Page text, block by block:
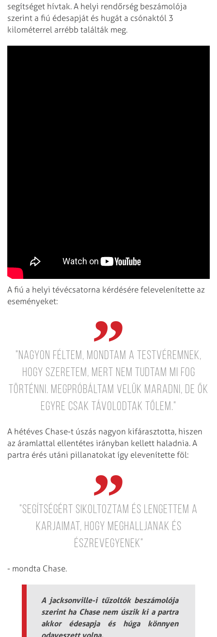
segítséget hívtak. A helyi rendőrség beszámolója
szerint a fiú édesapját és hugát a csónaktól 3
kilométerrel arrébb találták meg.
A fiú a helyi tévécsatorna kérdésére felevelenítette az
eseményeket:
"Nagyon féltem, mondtam a testvéremnek,
hogy szeretem, mert nem tudtam mi fog
történni. Megpróbáltam velük maradni, de ők
egyre csak távolodtak tőlem."
A hétéves Chase-t úszás nagyon kifárasztotta, hiszen
az áramlattal ellentétes irányban kellett haladnia. A
partra érés utáni pillanatokat így elevenítette föl:
"Segítségért sikoltoztam és lengettem a
karjaimat, hogy meghalljanak és
észrevegyenek"
- mondta Chase.
A jacksonville-i tűzoltók beszámolója
szerint ha Chase nem úszik ki a partra
akkor édesapja és húga könnyen
odaveszett volna.